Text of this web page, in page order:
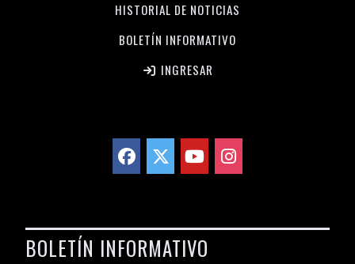
HISTORIAL DE NOTICIAS
BOLETÍN INFORMATIVO
INGRESAR
BOLETÍN INFORMATIVO